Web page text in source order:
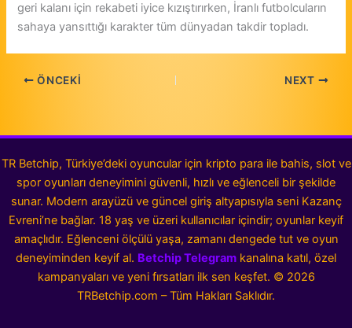
geri kalanı için rekabeti iyice kızıştırırken, İranlı futbolcuların
sahaya yansıttığı karakter tüm dünyadan takdir topladı.
ÖNCEKI NEXT
TR Betchip, Türkiye’deki oyuncular için kripto para ile bahis, slot ve
spor oyunları deneyimini güvenli, hızlı ve eğlenceli bir şekilde
sunar. Modern arayüzü ve güncel giriş altyapısıyla seni Kazanç
Evreni’ne bağlar. 18 yaş ve üzeri kullanıcılar içindir; oyunlar keyif
amaçlıdır. Eğlenceni ölçülü yaşa, zamanı dengede tut ve oyun
deneyiminden keyif al. Betchip Telegram kanalına katıl, özel
kampanyaları ve yeni fırsatları ilk sen keşfet. © 2026
TRBetchip.com – Tüm Hakları Saklıdır.